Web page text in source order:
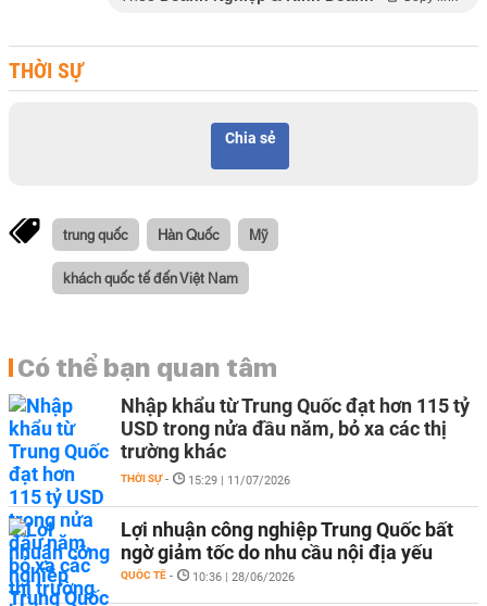
THỜI SỰ
Chia sẻ
trung quốc Hàn Quốc Mỹ
khách quốc tế đến Việt Nam
Có thể bạn quan tâm
Nhập khẩu từ Trung Quốc đạt hơn 115 tỷ
USD trong nửa đầu năm, bỏ xa các thị
trường khác
THỜI SỰ - 15:29 | 11/07/2026
Lợi nhuận công nghiệp Trung Quốc bất
ngờ giảm tốc do nhu cầu nội địa yếu
QUỐC TẾ - 10:36 | 28/06/2026